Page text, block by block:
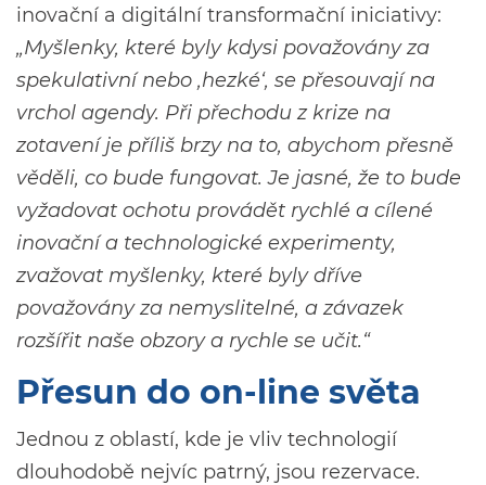
inovační a digitální transformační iniciativy:
„Myšlenky, které byly kdysi považovány za
spekulativní nebo ‚hezké‘, se přesouvají na
vrchol agendy. Při přechodu z krize na
zotavení je příliš brzy na to, abychom přesně
věděli, co bude fungovat. Je jasné, že to bude
vyžadovat ochotu provádět rychlé a cílené
inovační a technologické experimenty,
zvažovat myšlenky, které byly dříve
považovány za nemyslitelné, a závazek
rozšířit naše obzory a rychle se učit.“
Přesun do on-line světa
Jednou z oblastí, kde je vliv technologií
dlouhodobě nejvíc patrný, jsou rezervace.